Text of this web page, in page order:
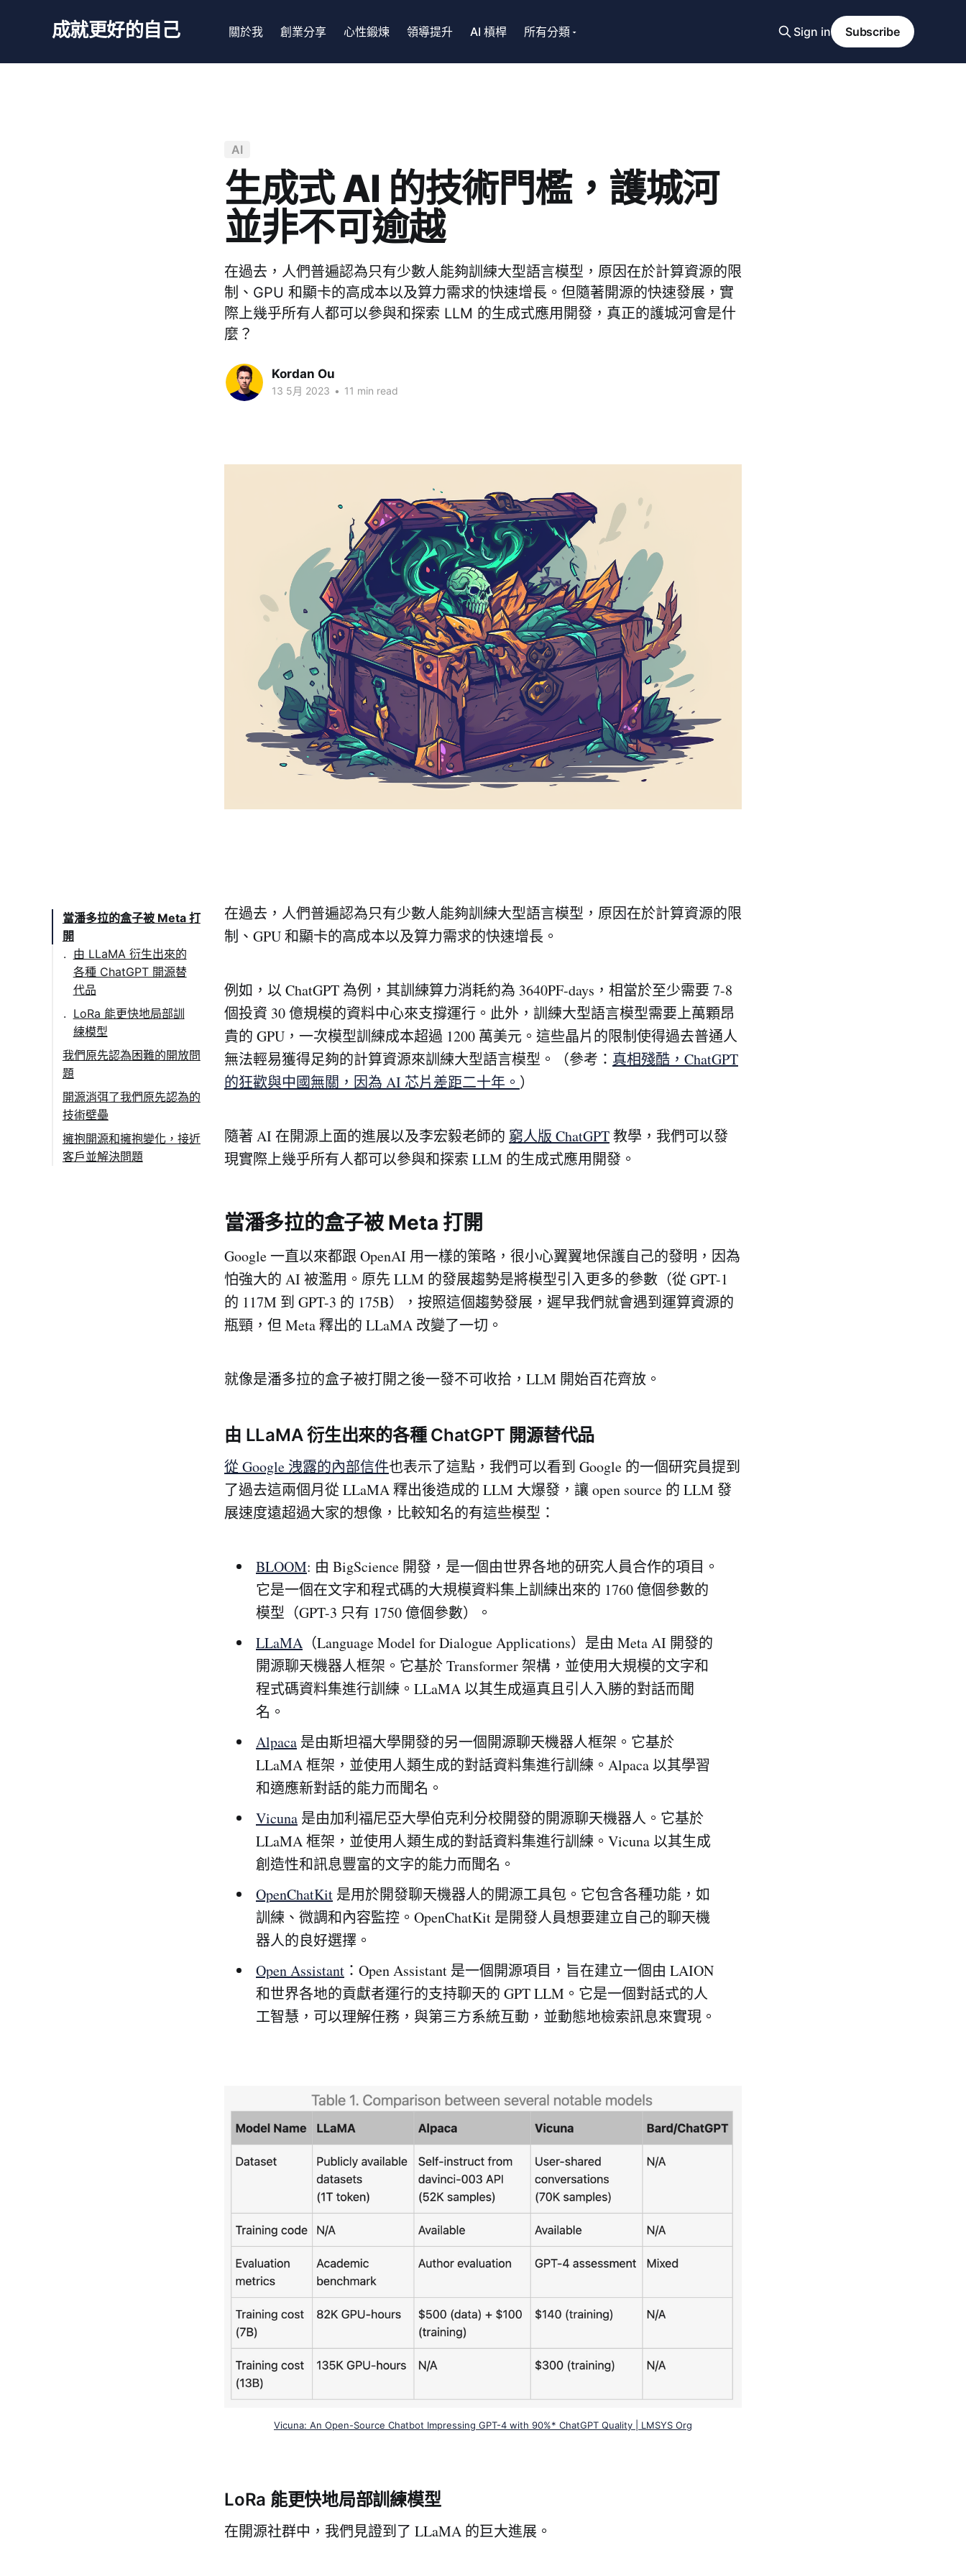
成就更好的自己 關於我 創業分享 心性鍛煉 領導提升 AI 槓桿 所有分類 Sign in Subscribe
AI
生成式 AI 的技術門檻，護城河
並非不可逾越
在過去，人們普遍認為只有少數人能夠訓練大型語言模型，原因在於計算資源的限
制、GPU 和顯卡的高成本以及算力需求的快速增長。但隨著開源的快速發展，實
際上幾乎所有人都可以參與和探索 LLM 的生成式應用開發，真正的護城河會是什
麼？
Kordan Ou
13 5月 2023 • 11 min read
當潘多拉的盒子被 Meta 打
開
由 LLaMA 衍生出來的
各種 ChatGPT 開源替
代品
LoRa 能更快地局部訓
練模型
我們原先認為困難的開放問
題
開源消弭了我們原先認為的
技術壁壘
擁抱開源和擁抱變化，接近
客戶並解決問題
在過去，人們普遍認為只有少數人能夠訓練大型語言模型，原因在於計算資源的限
制、GPU 和顯卡的高成本以及算力需求的快速增長。
例如，以 ChatGPT 為例，其訓練算力消耗約為 3640PF-days，相當於至少需要 7-8
個投資 30 億規模的資料中心來支撐運行。此外，訓練大型語言模型需要上萬顆昂
貴的 GPU，一次模型訓練成本超過 1200 萬美元。這些晶片的限制使得過去普通人
無法輕易獲得足夠的計算資源來訓練大型語言模型。（參考： 真相殘酷，ChatGPT
的狂歡與中國無關，因為 AI 芯片差距二十年。 ）
隨著 AI 在開源上面的進展以及李宏毅老師的 窮人版 ChatGPT教學，我們可以發
現實際上幾乎所有人都可以參與和探索 LLM 的生成式應用開發。
當潘多拉的盒子被 Meta 打開
Google 一直以來都跟 OpenAI 用一樣的策略，很小心翼翼地保護自己的發明，因為
怕強大的 AI 被濫用。原先 LLM 的發展趨勢是將模型引入更多的參數（從 GPT-1
的 117M 到 GPT-3 的 175B），按照這個趨勢發展，遲早我們就會遇到運算資源的
瓶頸，但 Meta 釋出的 LLaMA 改變了一切。
就像是潘多拉的盒子被打開之後一發不可收拾，LLM 開始百花齊放。
由 LLaMA 衍生出來的各種 ChatGPT 開源替代品
從 Google 洩露的內部信件也表示了這點，我們可以看到 Google 的一個研究員提到
了過去這兩個月從 LLaMA 釋出後造成的 LLM 大爆發，讓 open source 的 LLM 發
展速度遠超過大家的想像，比較知名的有這些模型：
BLOOM: 由 BigScience 開發，是一個由世界各地的研究人員合作的項目。
它是一個在文字和程式碼的大規模資料集上訓練出來的 1760 億個參數的
模型（GPT-3 只有 1750 億個參數）。
LLaMA （Language Model for Dialogue Applications）是由 Meta AI 開發的
開源聊天機器人框架。它基於 Transformer 架構，並使用大規模的文字和
程式碼資料集進行訓練。LLaMA 以其生成逼真且引人入勝的對話而聞
名。
Alpaca 是由斯坦福大學開發的另一個開源聊天機器人框架。它基於
LLaMA 框架，並使用人類生成的對話資料集進行訓練。Alpaca 以其學習
和適應新對話的能力而聞名。
Vicuna 是由加利福尼亞大學伯克利分校開發的開源聊天機器人。它基於
LLaMA 框架，並使用人類生成的對話資料集進行訓練。Vicuna 以其生成
創造性和訊息豐富的文字的能力而聞名。
OpenChatKit 是用於開發聊天機器人的開源工具包。它包含各種功能，如
訓練、微調和內容監控。OpenChatKit 是開發人員想要建立自己的聊天機
器人的良好選擇。
Open Assistant ：Open Assistant 是一個開源項目，旨在建立一個由 LAION
和世界各地的貢獻者運行的支持聊天的 GPT LLM。它是一個對話式的人
工智慧，可以理解任務，與第三方系統互動，並動態地檢索訊息來實現。
Vicuna: An Open-Source Chatbot Impressing GPT-4 with 90%* ChatGPT Quality | LMSYS Org
LoRa 能更快地局部訓練模型
在開源社群中，我們見證到了 LLaMA 的巨大進展。